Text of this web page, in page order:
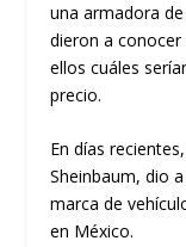
una armadora
dieron a
ellos cuáles
precio.
En días
Sheinbaum, dio
marca de
en México.